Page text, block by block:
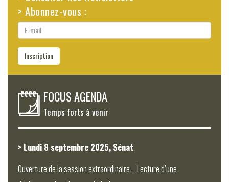
> Abonnez-vous :
E-
mail
Inscription
FOCUS AGENDA
Temps forts à venir
> Lundi 8 septembre 2025, Sénat
Ouverture de la session extraordinaire – Lecture d’une